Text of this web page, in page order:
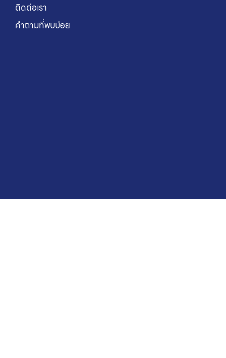
ติดต่อเรา
คำถามที่พบบ่อย